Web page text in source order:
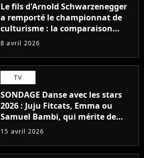
Le fils d'Arnold Schwarzenegger
a remporté le championnat de
culturisme : la comparaison
entre les deux est devenue
8 avril 2026
TV
SONDAGE Danse avec les stars
2026 : Juju Fitcats, Emma ou
Samuel Bambi, qui mérite de
gagner la finale du vendredi 17
15 avril 2026